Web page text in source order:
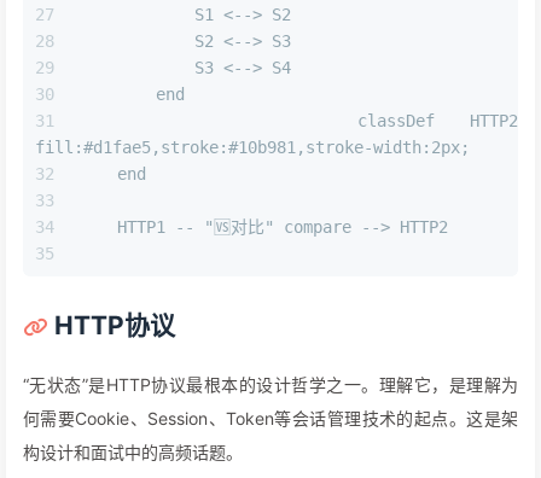
            S1 <--> S2
            S2 <--> S3
            S3 <--> S4
        end
        classDef HTTP2
fill:#d1fae5,stroke:#10b981,stroke-width:2px;
    end
    HTTP1 -- "🆚对比" compare --> HTTP2
HTTP协议
“无状态”是HTTP协议最根本的设计哲学之一。理解它，是理解为
何需要Cookie、Session、Token等会话管理技术的起点。这是架
构设计和面试中的高频话题。